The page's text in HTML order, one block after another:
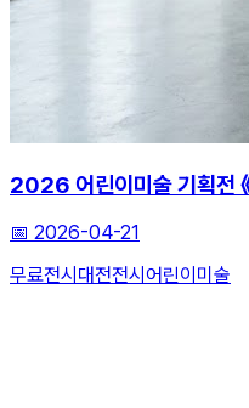
2026 어린이미술 기획전
📅 2026-04-21
무료전시 대전전시 어린이미술